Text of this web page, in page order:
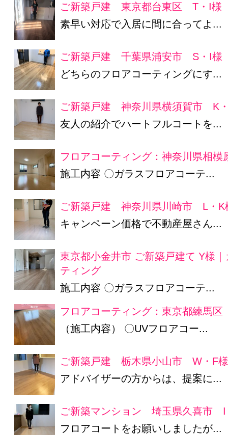
ご新築戸建 東京都台東区 T・I様
素早い対応で入居に間に合ってよ...
ご新築戸建 千葉県浦安市 S・I様
どちらのフロアコーティングにす...
ご新築戸建 神奈川県横須賀市 K
友人の紹介でハートフルコートを...
フロアコーティング：神奈川県相模
施工内容 〇ガラスフロアコーテ...
ご新築戸建 神奈川県川崎市 L・K
キャンペーン価格で不動産屋さん...
東京都小金井市 ご新築戸建て Y様
ティング
施工内容 〇ガラスフロアコーテ...
フロアコーティング：東京都練馬
（施工内容） 〇UVフロアコー...
ご新築戸建 栃木県小山市 W・F
アドバイザーの方からは、提案に...
ご新築マンション 埼玉県久喜市 I
フロアコートをお願いしましたが...